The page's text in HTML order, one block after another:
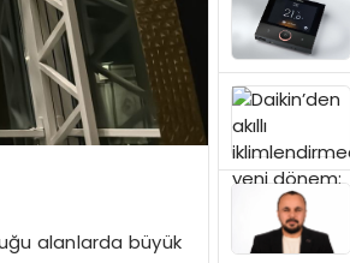
alanlarda büyük